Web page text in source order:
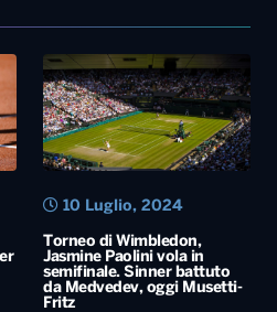
Torneo di Wimbledon,
Jasmine Paolini vola in
semifinale. Sinner battuto
da Medvedev, oggi Musetti-
Fritz
10 Luglio, 2024